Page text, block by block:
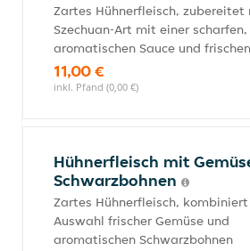
Zartes Hühnerfleisch, zubereitet
Szechuan-Art mit einer scharfen,
aromatischen Sauce und
11,00 €
inkl. Pfand (0,00 €)
Hühnerfleisch mit
Schwarzbohnen
Zartes Hühnerfleisch,
Auswahl frischer Gemüse und
aromatischen Schwarzbohnen